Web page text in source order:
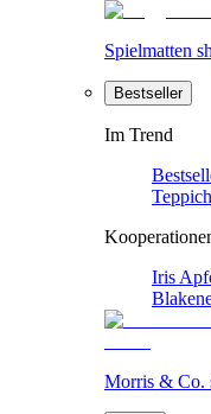
Spielmatten
Bestseller
Im Trend
Iris
Morris & Co.